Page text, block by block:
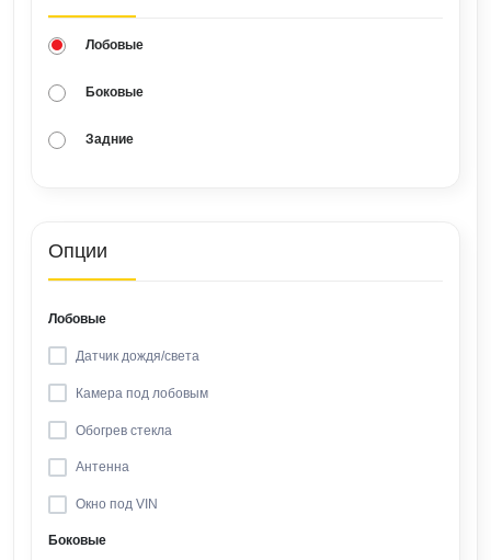
Лобовые
Боковые
Задние
Опции
Лобовые
Датчик дождя/света
Камера под лобовым
Обогрев стекла
Антенна
Окно под VIN
Боковые